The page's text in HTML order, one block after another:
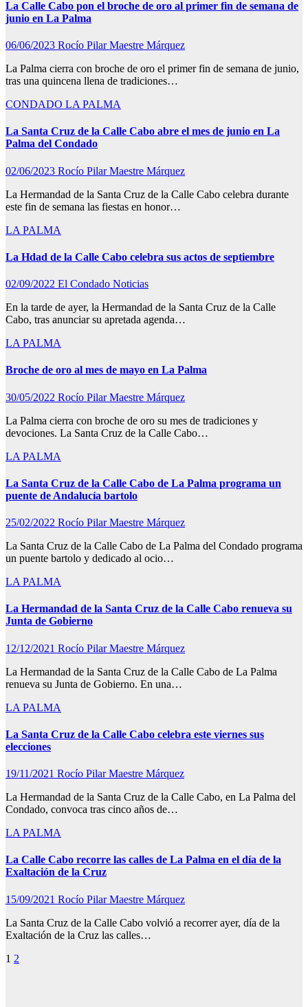
La Calle Cabo pon el broche de oro al primer fin de semana de
junio en La Palma
06/06/2023 Rocío Pilar Maestre Márquez
La Palma cierra con broche de oro el primer fin de semana de junio,
tras una quincena llena de tradiciones…
CONDADO LA PALMA
La Santa Cruz de la Calle Cabo abre el mes de junio en La
Palma del Condado
02/06/2023 Rocío Pilar Maestre Márquez
La Hermandad de la Santa Cruz de la Calle Cabo celebra durante
este fin de semana las fiestas en honor…
LA PALMA
La Hdad de la Calle Cabo celebra sus actos de septiembre
02/09/2022 El Condado Noticias
En la tarde de ayer, la Hermandad de la Santa Cruz de la Calle
Cabo, tras anunciar su apretada agenda…
LA PALMA
Broche de oro al mes de mayo en La Palma
30/05/2022 Rocío Pilar Maestre Márquez
La Palma cierra con broche de oro su mes de tradiciones y
devociones. La Santa Cruz de la Calle Cabo…
LA PALMA
La Santa Cruz de la Calle Cabo de La Palma programa un
puente de Andalucía bartolo
25/02/2022 Rocío Pilar Maestre Márquez
La Santa Cruz de la Calle Cabo de La Palma del Condado programa
un puente bartolo y dedicado al ocio…
LA PALMA
La Hermandad de la Santa Cruz de la Calle Cabo renueva su
Junta de Gobierno
12/12/2021 Rocío Pilar Maestre Márquez
La Hermandad de la Santa Cruz de la Calle Cabo de La Palma
renueva su Junta de Gobierno. En una…
LA PALMA
La Santa Cruz de la Calle Cabo celebra este viernes sus
elecciones
19/11/2021 Rocío Pilar Maestre Márquez
La Hermandad de la Santa Cruz de la Calle Cabo, en La Palma del
Condado, convoca tras cinco años de…
LA PALMA
La Calle Cabo recorre las calles de La Palma en el día de la
Exaltación de la Cruz
15/09/2021 Rocío Pilar Maestre Márquez
La Santa Cruz de la Calle Cabo volvió a recorrer ayer, día de la
Exaltación de la Cruz las calles…
Paginación
1 2